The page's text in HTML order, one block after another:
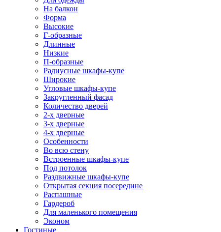
На балкон
Форма
Высокие
Г-образные
Длинные
Низкие
П-образные
Радиусные шкафы-купе
Широкие
Угловые шкафы-купе
Закругленный фасад
Количество дверей
2-х дверные
3-х дверные
4-х дверные
Особенности
Во всю стену
Встроенные шкафы-купе
Под потолок
Раздвижные шкафы-купе
Открытая секция посередине
Распашные
Гардероб
Для маленького помещения
Эконом
Гостиные